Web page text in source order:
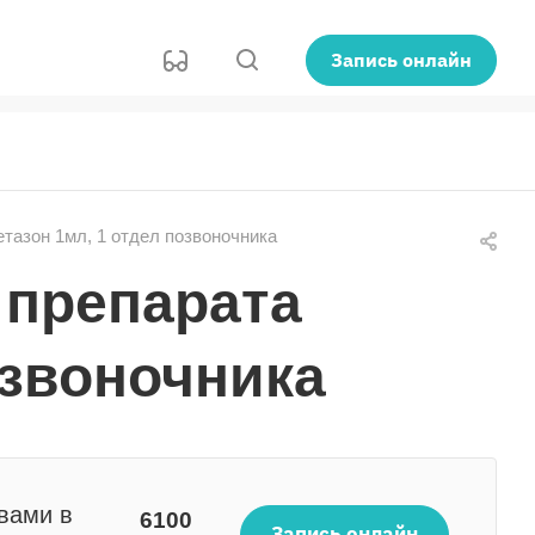
Запись онлайн
1мл, 1 отдел позвоночника
в
6100